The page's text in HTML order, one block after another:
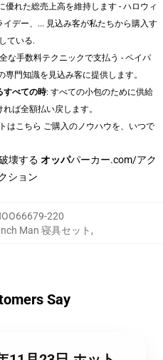
れた総売上高を維持します - ハロウィ
デー、... 見込み客が私たちから購入す
ている.
な手数料テクニックで支払う - ペイパ
門知識を見込み客に提供します。
すべての時: すべての小包のために供給
ば全額払い戻します。
はこちら ご購入のノウハウを、いつで
壊する オッパパーカー.com/アク
ション
220
Man 寝具セット ,
Say